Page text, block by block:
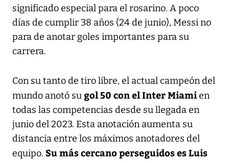
significado especial para el rosarino. A poco
días de cumplir 38 años (24 de junio), Messi no
para de anotar goles importantes para su
carrera.
Con su tanto de tiro libre, el actual campeón del
mundo anotó su gol 50 con el Inter Miamien
todas las competencias desde su llegada en
junio del 2023. Esta anotación aumenta su
distancia entre los máximos anotadores del
equipo. Su más cercano perseguidos es Luis